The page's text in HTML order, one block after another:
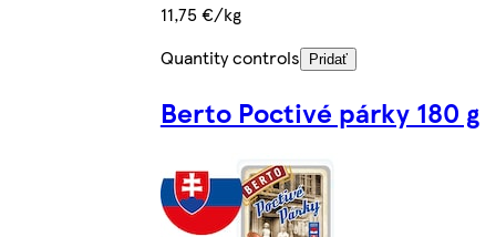
11,75 €/kg
Quantity controls
Pridať
Berto Poctivé párky 180 g